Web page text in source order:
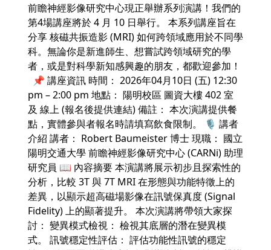
前瞻神經影像研究中心現正舉辦系列演講！我們的
第4場講座將於 4 月 10 日舉行。 本系列講座旨在
分享 核磁共振造影 (MRI) 如何跨領域應用於不同學
科。無論你是新進師生、想嘗試跨領域研究的學
者，或是對科學新知感興趣的朋友，都歡迎參加！
📌 講座資訊 時間： 2026年04月10日 (五) 12:30
pm – 2:00 pm 地點： 陽明校區 圖資大樓 402 室
及 線上 (報名後提供連結) 備註： 本次演講提供餐
點，實體參與者報名時請填寫飲食限制。 🎙️ 講者
介紹 講者： Robert Baumeister 博士 現職： 國立
陽明交通大學 前瞻神經影像研究中心 (CARNi) 助理
研究員 📖 內容摘要 本演講將展示初步且探索性的
分析，比較 3T 與 7T MRI 在形態與功能特徵上的
差異，以顯示超高磁場影像在訊號保真度 (Signal
Fidelity) 上的顯著提升。 本次演講將帶領大家探
討： 變異模式檢視： 檢視其底層的潛在變異模
式。 訊號穩定性評估： 評估功能性訊號的穩定